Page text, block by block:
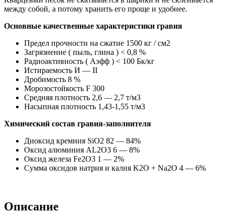
между собой, а потому хранить его проще и удобнее.
Основные качественные характеристики гравия
Предел прочности на сжатие 1500 кг / см2
Загрязнение ( пыль, глина ) < 0,8 %
Радиоактивность ( Аэфф ) < 100 Бк/кг
Истираемость И — II
Дробимость 8 %
Морозостойкость F 300
Средняя плотность 2,6 — 2,7 т/м3
Насыпная плотность 1,43-1,55 т/м3
Химический состав гравия-заполнителя
Диоксид кремния SiO2 82 — 84%
Оксид алюминия AL2O3 6 — 8%
Оксид железа Fe2О3 1 — 2%
Сумма оксидов натрия и калия K2O + Na2O 4 — 6%
Описание